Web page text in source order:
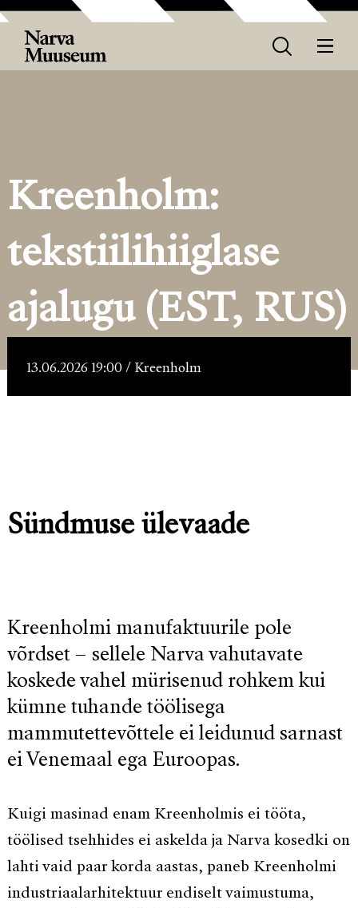
Kreenholm:
tekstiilihiiglase
ajalugu (EST, RUS)
13.06.2026 19:00 / Kreenholm
Sündmuse ülevaade
Kreenholmi manufaktuurile pole
võrdset – sellele Narva vahutavate
koskede vahel mürisenud rohkem kui
kümne tuhande töölisega
mammutettevõttele ei leidunud sarnast
ei Venemaal ega Euroopas.
Kuigi masinad enam Kreenholmis ei tööta,
töölised tsehhides ei askelda ja Narva kosedki on
lahti vaid paar korda aastas, paneb Kreenholmi
industriaalarhitektuur endiselt vaimustuma,